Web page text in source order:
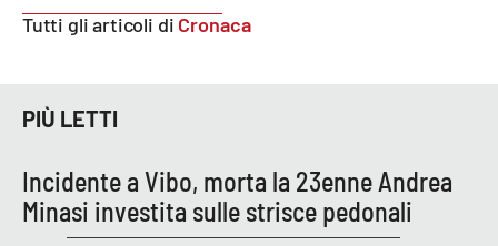
Reggio Calabria
Cosenza
Lamezia Terme
Tutti gli articoli di Cronaca
PIÙ LETTI
Incidente a Vibo, morta la 23enne Andrea
Minasi investita sulle strisce pedonali